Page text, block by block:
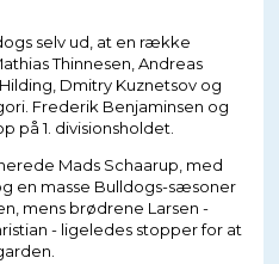
selv ud, at en række
Thinnesen, Andreas
Dmitry Kuznetsov og
Frederik Benjaminsen og
på 1. divisionsholdet.
Mads Schaarup, med
en masse Bulldogs-sæsoner
mens brødrene Larsen -
- ligeledes stopper for at